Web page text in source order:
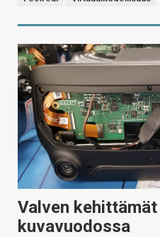
Valven
kuvavuodossa